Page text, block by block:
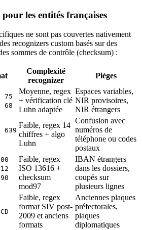
les entités françaises
ne sont pas couvertes nativement
recognizers custom basés sur des
sommes de contrôle (checksum) :
Complexité
recognizer
Pièges
75
68
Moyenne, regex
+ vérification clé
Luhn adaptée
Espaces variables,
NIR provisoires,
NIR étrangers
639
Faible, regex 14
chiffres + algo
Luhn
Confusion avec
numéros de
téléphone ou codes
postaux
Faible, regex
ISO 13616 +
checksum
mod97
IBAN étrangers
dans les dossiers,
coupés sur
plusieurs lignes
Faible, regex
format SIV post-
2009 et anciens
formats
Anciennes plaques
préfectorales,
plaques
diplomatiques